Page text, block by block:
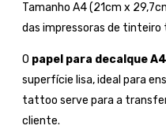
Tamanho A4 (21cm x
das impressoras de tinteiro
O papel para decalque A4
superfície lisa, ideal para
tattoo serve para a
cliente.